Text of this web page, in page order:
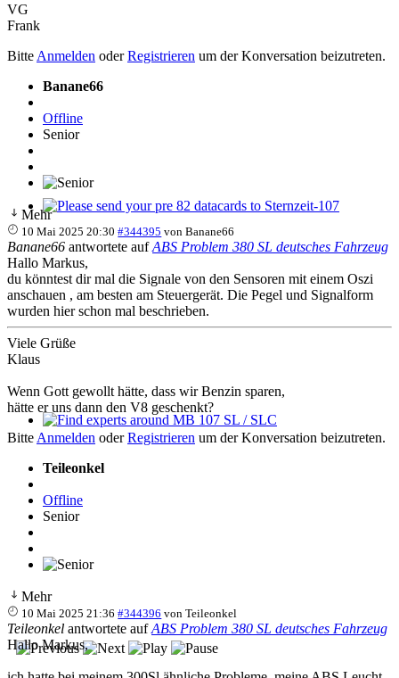
Please send your pre 82 datacards to Sternzeit-107
Find experts around MB 107 SL / SLC
VG
Frank
Bitte Anmelden oderRegistrieren um der Konversation beizutreten.
Banane66
Offline
Senior
Mehr
10 Mai 2025 20:30 #344395 vonBanane66
Banane66 antwortete aufABS Problem 380 SL deutsches Fahrzeug
Hallo Markus,
du könntest dir mal die Signale von den Sensoren mit einem Oszi
anschauen , am besten am Steuergerät. Die Pegel und Signalform
wurden hier schon mal beschrieben.
Viele Grüße
Klaus
Wenn Gott gewollt hätte, dass wir Benzin sparen,
hätte er uns dann den V8 geschenkt?
Bitte Anmelden oderRegistrieren um der Konversation beizutreten.
Teileonkel
Offline
Senior
Mehr
10 Mai 2025 21:36 #344396 vonTeileonkel
Teileonkel antwortete aufABS Problem 380 SL deutsches Fahrzeug
Hallo Markus,